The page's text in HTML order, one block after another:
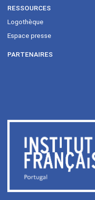
RESSOURCES
Logothèque
Espace presse
PARTENAIRES